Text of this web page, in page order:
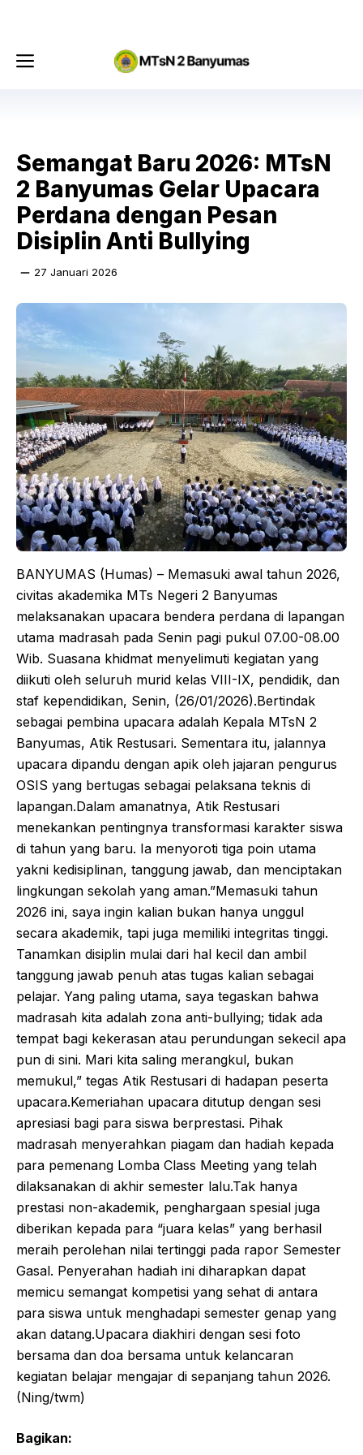
Menu
Semangat Baru 2026: MTsN
2 Banyumas Gelar Upacara
Perdana dengan Pesan
Disiplin Anti Bullying
27 Januari 2026
BANYUMAS (Humas) – Memasuki awal tahun 2026,
civitas akademika MTs Negeri 2 Banyumas
melaksanakan upacara bendera perdana di lapangan
utama madrasah pada Senin pagi pukul 07.00-08.00
Wib. Suasana khidmat menyelimuti kegiatan yang
diikuti oleh seluruh murid kelas VIII-IX, pendidik, dan
staf kependidikan, Senin, (26/01/2026).​Bertindak
sebagai pembina upacara adalah Kepala MTsN 2
Banyumas, Atik Restusari. Sementara itu, jalannya
upacara dipandu dengan apik oleh jajaran pengurus
OSIS yang bertugas sebagai pelaksana teknis di
lapangan.​Dalam amanatnya, Atik Restusari
menekankan pentingnya transformasi karakter siswa
di tahun yang baru. Ia menyoroti tiga poin utama
yakni kedisiplinan, tanggung jawab, dan menciptakan
lingkungan sekolah yang aman.”Memasuki tahun
2026 ini, saya ingin kalian bukan hanya unggul
secara akademik, tapi juga memiliki integritas tinggi.
Tanamkan disiplin mulai dari hal kecil dan ambil
tanggung jawab penuh atas tugas kalian sebagai
pelajar. Yang paling utama, saya tegaskan bahwa
madrasah kita adalah zona anti-bullying; tidak ada
tempat bagi kekerasan atau perundungan sekecil apa
pun di sini. Mari kita saling merangkul, bukan
memukul,” tegas Atik Restusari di hadapan peserta
upacara.​Kemeriahan upacara ditutup dengan sesi
apresiasi bagi para siswa berprestasi. Pihak
madrasah menyerahkan piagam dan hadiah kepada
para pemenang Lomba Class Meeting yang telah
dilaksanakan di akhir semester lalu.​Tak hanya
prestasi non-akademik, penghargaan spesial juga
diberikan kepada para “juara kelas” yang berhasil
meraih perolehan nilai tertinggi pada rapor Semester
Gasal. Penyerahan hadiah ini diharapkan dapat
memicu semangat kompetisi yang sehat di antara
para siswa untuk menghadapi semester genap yang
akan datang.Upacara diakhiri dengan sesi foto
bersama dan doa bersama untuk kelancaran
kegiatan belajar mengajar di sepanjang tahun 2026.
(Ning/twm)
Bagikan: